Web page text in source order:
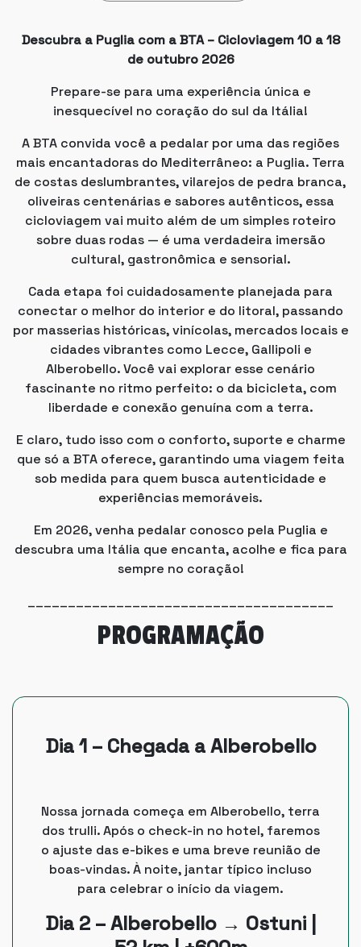
Descubra a Puglia com a BTA – Cicloviagem 10 a 18
de outubro 2026
Prepare-se para uma experiência única e
inesquecível no coração do sul da Itália!
A BTA convida você a pedalar por uma das regiões
mais encantadoras do Mediterrâneo: a Puglia. Terra
de costas deslumbrantes, vilarejos de pedra branca,
oliveiras centenárias e sabores autênticos, essa
cicloviagem vai muito além de um simples roteiro
sobre duas rodas — é uma verdadeira imersão
cultural, gastronômica e sensorial.
Cada etapa foi cuidadosamente planejada para
conectar o melhor do interior e do litoral, passando
por masserias históricas, vinícolas, mercados locais e
cidades vibrantes como Lecce, Gallipoli e
Alberobello. Você vai explorar esse cenário
fascinante no ritmo perfeito: o da bicicleta, com
liberdade e conexão genuína com a terra.
E claro, tudo isso com o conforto, suporte e charme
que só a BTA oferece, garantindo uma viagem feita
sob medida para quem busca autenticidade e
experiências memoráveis.
Em 2026, venha pedalar conosco pela Puglia e
descubra uma Itália que encanta, acolhe e fica para
sempre no coração!
PROGRAMAÇÃO
Dia 1 – Chegada a Alberobello
Nossa jornada começa em Alberobello, terra
dos trulli. Após o check-in no hotel, faremos
o ajuste das e-bikes e uma breve reunião de
boas-vindas. À noite, jantar típico incluso
para celebrar o início da viagem.
Dia 2 – Alberobello → Ostuni |